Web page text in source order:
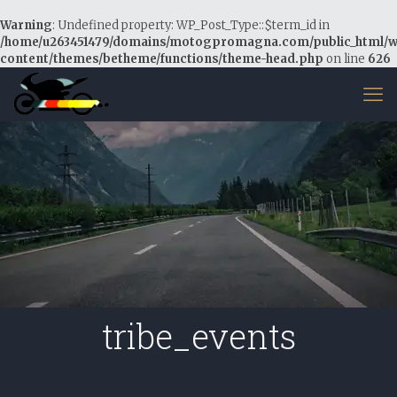
Warning: Undefined property: WP_Post_Type::$term_id in
/home/u263451479/domains/motogpromagna.com/public_html/
content/themes/betheme/functions/theme-head.php on line 626
tribe_events